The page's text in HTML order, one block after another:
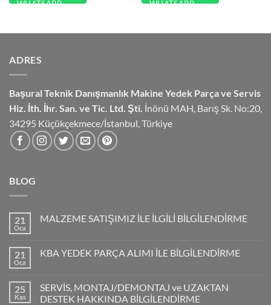
ADRES
Başural Teknik Danışmanlık Makine Yedek Parça ve Servis
Hiz. İth. İhr. San. ve Tic. Ltd. Şti. İnönü MAH, Barış Sk. No:20,
34295 Küçükçekmece/İstanbul, Türkiye
BLOG
21
Oca
MALZEME SATIŞIMIZ İLE İLGİLİ BİLGİLENDİRME
21
Oca
KBA YEDEK PARÇA ALIMI İLE BİLGİLENDİRME
25
Kas
SERVİS, MONTAJ/DEMONTAJ ve UZAKTAN
DESTEK HAKKINDA BİLGİLENDİRME